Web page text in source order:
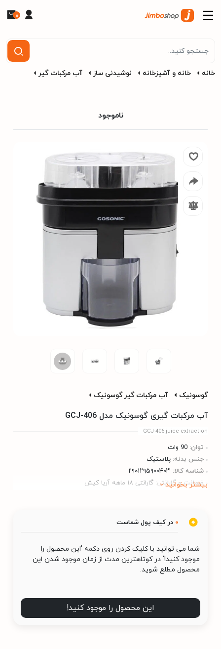
0
خانه خانه و آشپزخانه نوشیدنی ساز آب مرکبات گیر
ناموجود
گوسونیک آب مرکبات گیر گوسونیک
آب مرکبات گیری گوسونیک مدل GCJ-406
GCJ-406 juice extraction
توان: 90 وات
جنس بدنه: پلاستیک
شناسه کالا: ۲۹۰۱۲۹۵۹۰۰۴۰۳
ضمانت و گارانتی: گارانتی ۱۸ ماهه آریا کیش بیشتر بخوانید
0 در کیف پول شماست
شما می توانید با کلیک کردن روی دکمه 'این محصول را
موجود کنید!' در کوتاهترین مدت از زمان موجود شدن این
محصول مطلع شوید.
این محصول را موجود کنید!